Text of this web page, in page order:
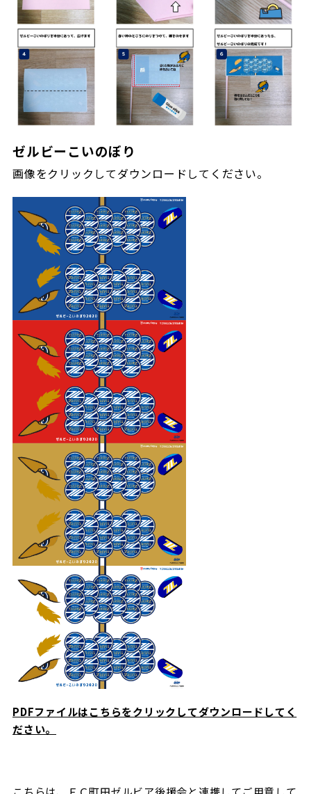
ゼルビーこいのぼり
画像をクリックしてダウンロードしてください。
PDFファイルはこちらをクリックしてダウンロードしてく
ださい。